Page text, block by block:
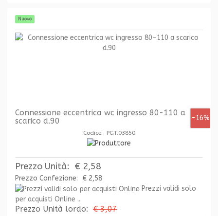
Nuovo
-16%
Connessione eccentrica wc ingresso 80-110 a
scarico d.90
Codice: PGT.03850
Prezzo Unità: € 2,58
Prezzo Confezione:
€ 2,58
Prezzi validi solo
per acquisti Online ...
Prezzo Unità lordo: € 3,07